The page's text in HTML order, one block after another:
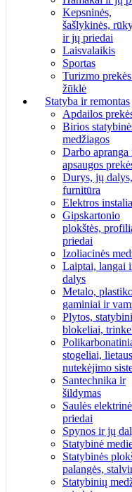
Kepsninės,
šašlykinės,
ir jų priedai
Laisvalaikis
Sportas
Turizmo
žūklė
Statyba ir remontas
Apdailos
Birios
medžiagos
Darbo apranga
apsaugos
Durys, jų dalys,
furnitūra
Elektros
Gipskartonio
plokštės,
priedai
Izoliacinės
Laiptai, langai
dalys
Metalo,
gaminiai ir
Plytos,
blokeliai,
stogeliai, lietaus
nutekėjimo
Santechnika ir
šildymas
Saulės
priedai
Spynos ir jų
Statybinė
Statybinės
palangės,
Statybinių